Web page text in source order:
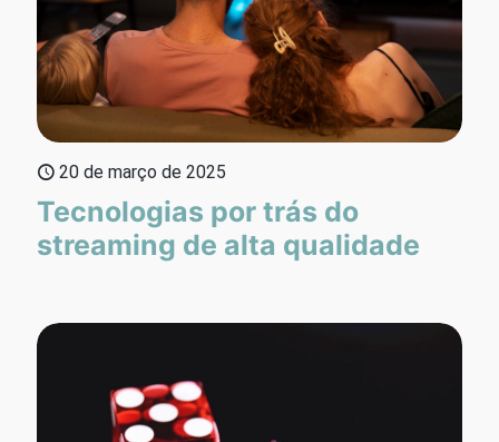
20 de março de 2025
Tecnologias por trás do
streaming de alta qualidade